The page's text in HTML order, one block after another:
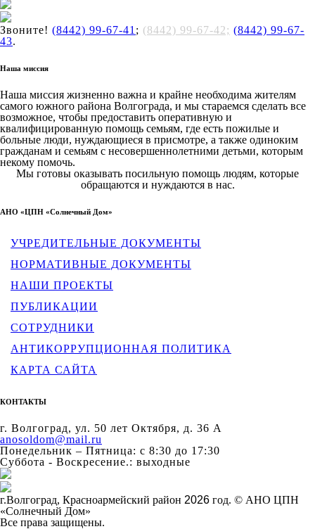
Звоните! (8442) 99-67-41 ; (8442) 99-67-42; (8442) 99-67-
43.
Наша миссия
Наша миссия жизненно важна и крайне необходима жителям
самого южного района Волгограда, и мы стараемся сделать все
возможное, чтобы предоставить оперативную и
квалифицированную помощь семьям, где есть пожилые и
больные люди, нуждающиеся в присмотре, а также одиноким
гражданам и семьям с несовершеннолетними детьми, которым
некому помочь.
Мы готовы оказывать посильную помощь людям, которые
обращаются и нуждаются в нас.
АНО «ЦПН «Солнечный Дом»
УЧРЕДИТЕЛЬНЫЕ ДОКУМЕНТЫ
НОРМАТИВНЫЕ ДОКУМЕНТЫ
НАШИ ПРОЕКТЫ
ПУБЛИКАЦИИ
СОТРУДНИКИ
АНТИКОРРУПЦИОННАЯ ПОЛИТИКА
КАРТА САЙТА
КОНТАКТЫ
г. Волгоград, ул. 50 лет Октября, д. 36 А
anosoldom@mail.ru
Понедельник – Пятница: с 8:30 до 17:30
Суббота - Воскресение.: выходные
г.Волгоград, Красноармейский район 2026 год. © АНО ЦПН
«Солнечный Дом»
Все права защищены.